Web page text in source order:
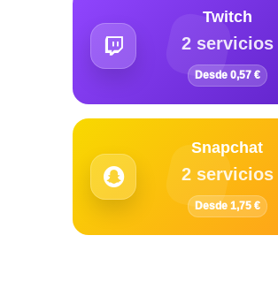
Twitch
2 servicios
Desde 0,57 €
Snapchat
2 servicios
Desde 1,75 €